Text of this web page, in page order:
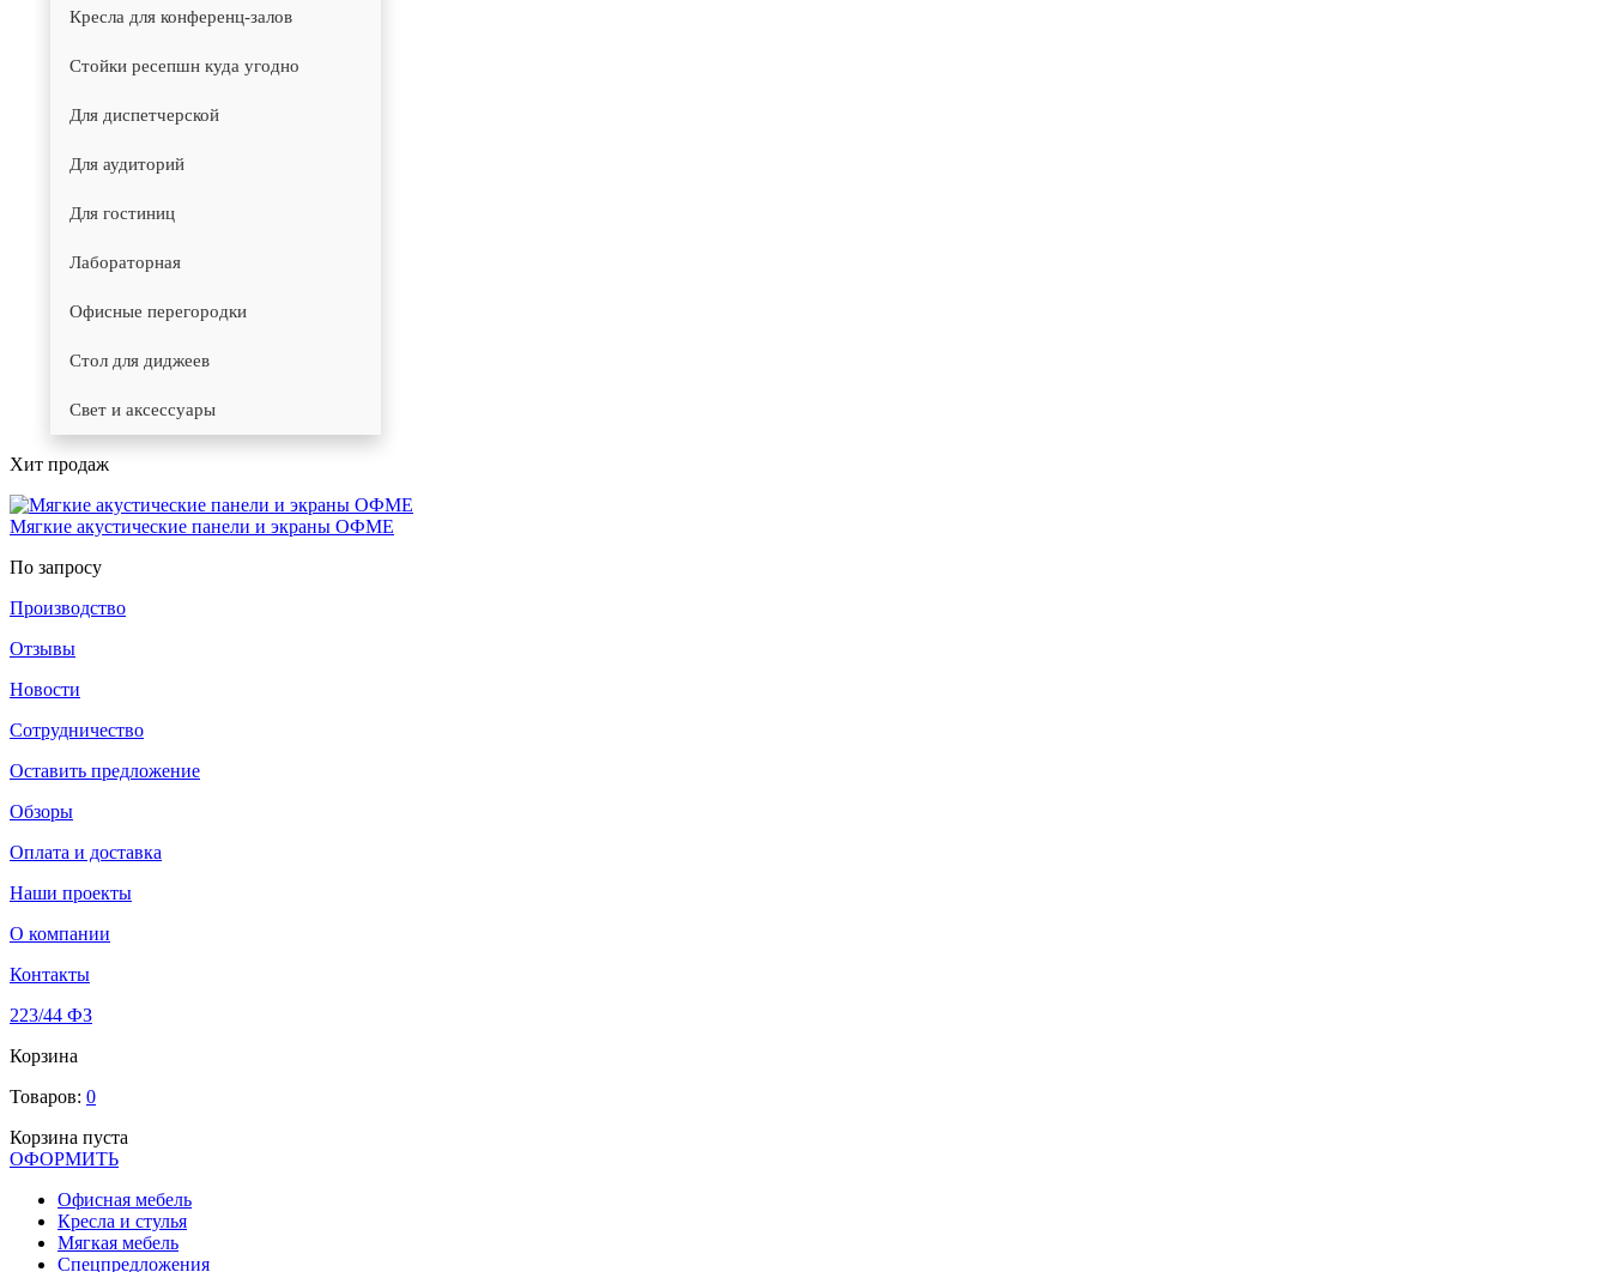
Кресла для конференц-залов
Стойки ресепшн куда угодно
Для диспетчерской
Для аудиторий
Для гостиниц
Лабораторная
Офисные перегородки
Стол для диджеев
Свет и аксессуары
Хит продаж
Мягкие акустические панели и экраны ОФМЕ
По запросу
Производство
Отзывы
Новости
Сотрудничество
Оставить предложение
Обзоры
Оплата и доставка
Наши проекты
О компании
Контакты
223/44 ФЗ
Корзина
Товаров: 0
Корзина пуста
ОФОРМИТЬ
Офиcная мебель
Кресла и стулья
Мягкая мебель
Спецпредложения